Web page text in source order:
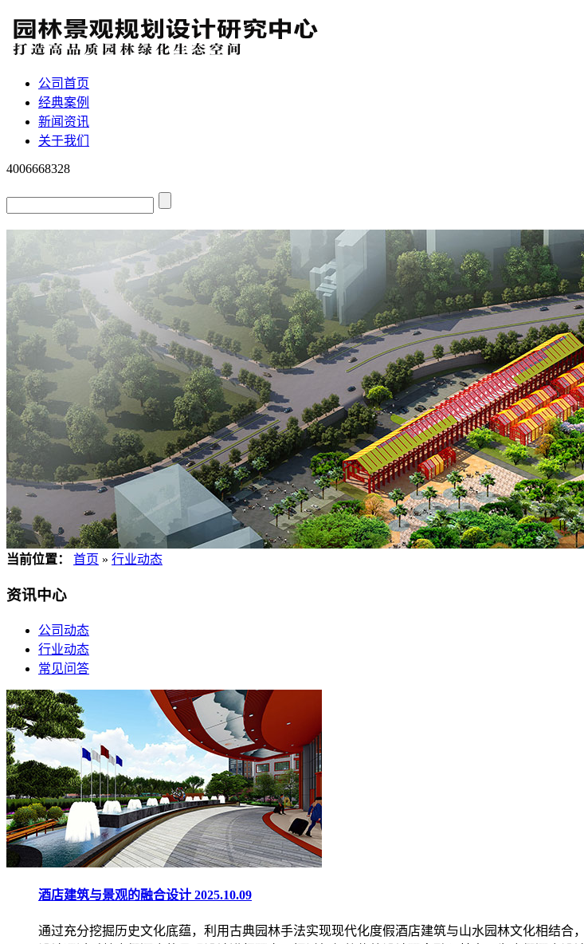
公司首页
经典案例
新闻资讯
关于我们
4006668328
当前位置： 首页 » 行业动态
资讯中心
公司动态
行业动态
常见问答
酒店建筑与景观的融合设计 2025.10.09
通过充分挖掘历史文化底蕴，利用古典园林手法实现现代化度假酒店建筑与山水园林文化相结